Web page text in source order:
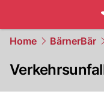
Home BärnerBär